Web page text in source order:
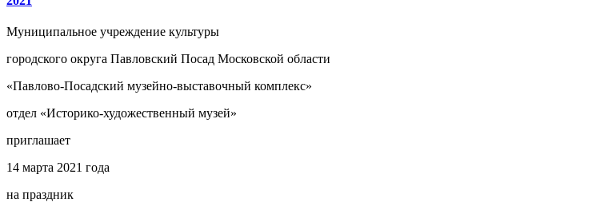
Муниципальное учреждение культуры
городского округа Павловский Посад Московской области
«Павлово-Посадский музейно-выставочный комплекс»
отдел «Историко-художественный музей»
приглашает
14 марта 2021 года
на праздник